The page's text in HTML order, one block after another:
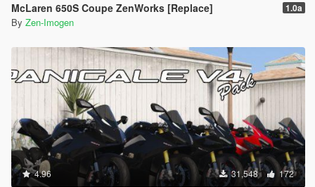
McLaren 650S Coupe ZenWorks [Replace] 1.0a
By Zen-Imogen
4.96 31,548 172